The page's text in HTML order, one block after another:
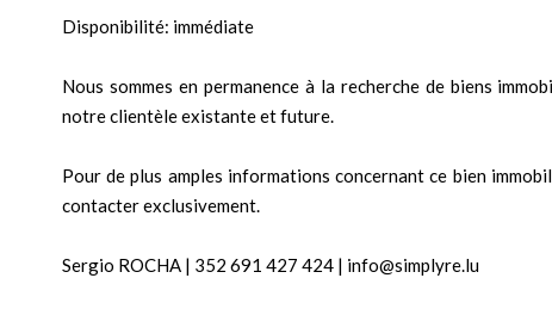
Disponibilité: immédiate
Nous sommes en permanence à la recherche de biens
notre clientèle existante et future.
Pour de plus amples informations concernant ce bien
contacter exclusivement.
Sergio ROCHA | 352 691 427 424 | info@simplyre.lu